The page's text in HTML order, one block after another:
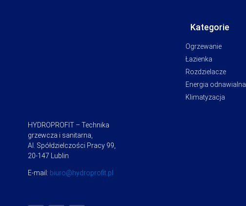
HYDROPROFIT – Technika
grzewcza i sanitarna,
Al. Spółdzielczości Pracy 99,
20-147 Lublin
E-mail: biuro@hydroprofit.pl
Kategorie
Ogrzewanie
Łazienka
Rozdzielacze
Energia odnawialna
Klimatyzacja